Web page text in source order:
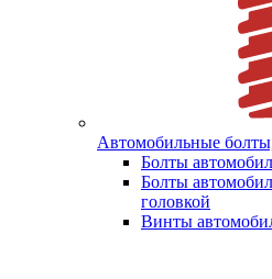
Автомобильные
Болты
Болты
головкой
Винты